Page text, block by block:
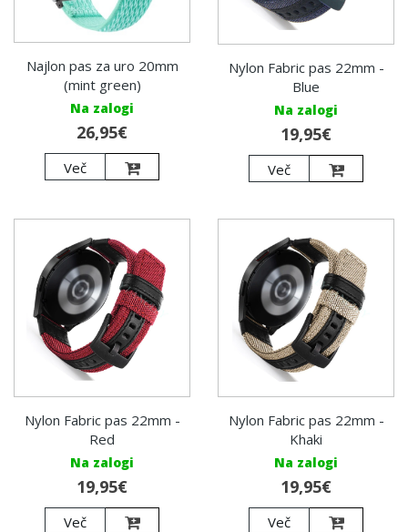
Najlon pas za uro 20mm
(mint green)
Na zalogi
26,95€
Več
Nylon Fabric pas 22mm -
Blue
Na zalogi
19,95€
Več
Nylon Fabric pas 22mm -
Red
Na zalogi
19,95€
Več
Nylon Fabric pas 22mm -
Khaki
Na zalogi
19,95€
Več